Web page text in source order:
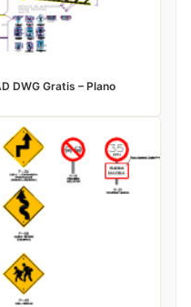
DWG Gratis – Plano